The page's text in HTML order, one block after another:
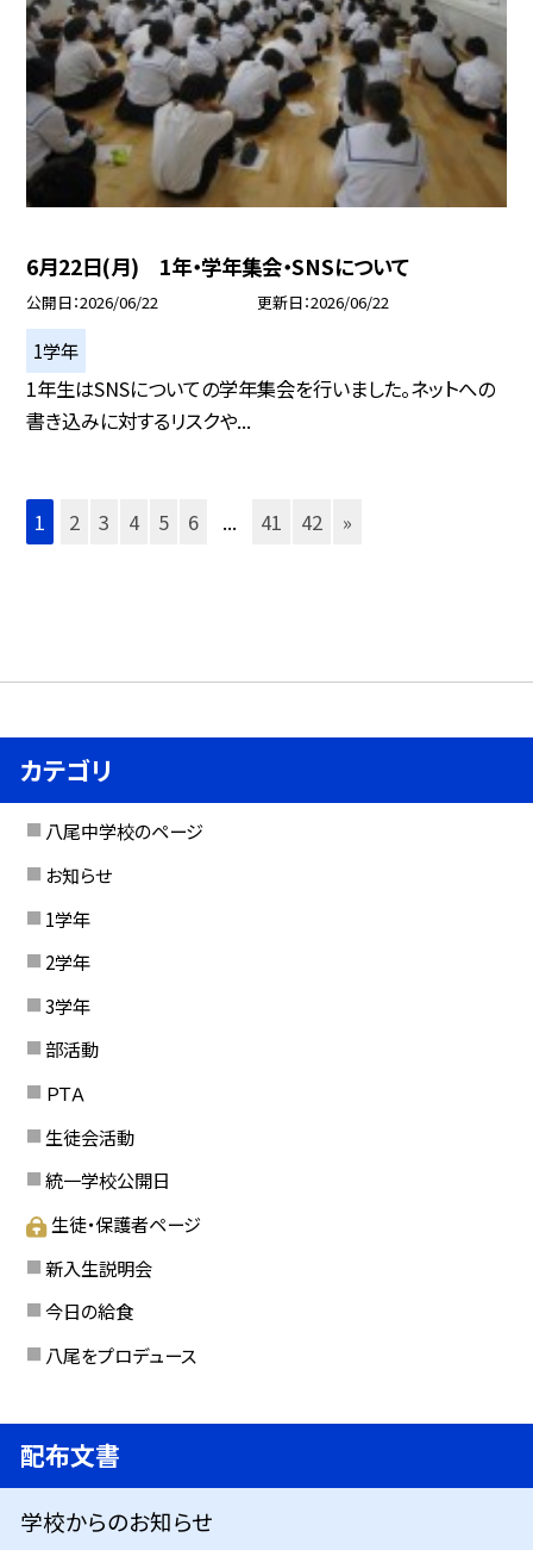
6月22日(月) 1年・学年集会・SNSについて
公開日 2026/06/22 更新日 2026/06/22
1学年
1年生はSNSについての学年集会を行いました。ネットへの
書き込みに対するリスクや...
1 2 3 4 5 6 ... 41 42 »
カテゴリ
八尾中学校のページ
お知らせ
1学年
2学年
3学年
部活動
ＰＴＡ
生徒会活動
統一学校公開日
生徒・保護者ページ
新入生説明会
今日の給食
八尾をプロデュース
配布文書
学校からのお知らせ